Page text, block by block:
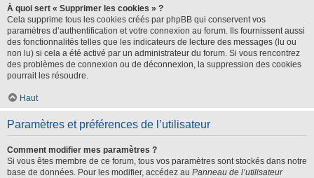
À quoi sert « Supprimer les cookies » ?
Cela supprime tous les cookies créés par phpBB qui conservent vos
paramètres d’authentification et votre connexion au forum. Ils fournissent aussi
des fonctionnalités telles que les indicateurs de lecture des messages (lu ou
non lu) si cela a été activé par un administrateur du forum. Si vous rencontrez
des problèmes de connexion ou de déconnexion, la suppression des cookies
pourrait les résoudre.
Haut
Paramètres et préférences de l’utilisateur
Comment modifier mes paramètres ?
Si vous êtes membre de ce forum, tous vos paramètres sont stockés dans notre
base de données. Pour les modifier, accédez au Panneau de l’utilisateur